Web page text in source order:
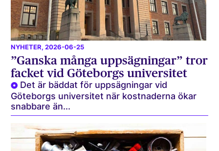
NYHETER, 2026-06-25
”Ganska många uppsägningar” tror
facket vid Göteborgs universitet
Det är bäddat för uppsägningar vid
Göteborgs universitet när kostnaderna ökar
snabbare än...